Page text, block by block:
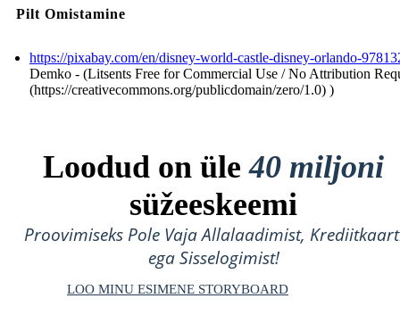
Pilt Omistamine
https://pixabay.com/en/disney-world-castle-disney-orlando-
Demko - (Litsents Free for Commercial Use / No Attribution
(https://creativecommons.org/publicdomain/zero/1.0) )
Loodud on üle40 miljoni
süžeeskeemi
Proovimiseks Pole Vaja Allalaadimist,
ega Sisselogimist!
LOO MINU ESIMENE STORYBOARD